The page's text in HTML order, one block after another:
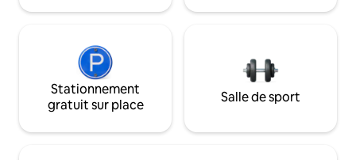
Stationnement
gratuit sur place
Salle de sport